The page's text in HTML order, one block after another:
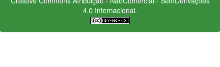
4.0 Internacional.